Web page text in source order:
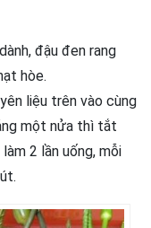
đậu đen rang
hòe.
liệu trên vào cùng
một nửa thì tắt
2 lần uống, mỗi